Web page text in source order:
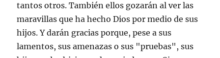
tantos otros. También ellos gozarán al ver las
maravillas que ha hecho Dios por medio de sus
hijos. Y darán gracias porque, pese a sus
lamentos, sus amenazas o sus "pruebas", sus